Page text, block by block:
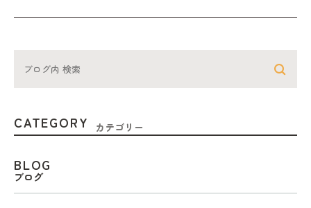
CATEGORY カテゴリー
BLOG
ブログ